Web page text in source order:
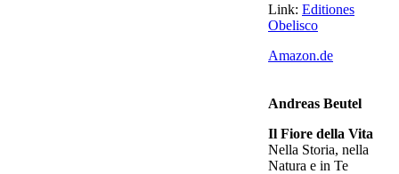
Link: Editiones
Obelisco
Amazon.de
Andreas Beutel
Il Fiore della Vita
Nella Storia, nella
Natura e in Te